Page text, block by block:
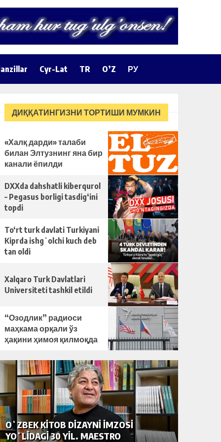
Cyr-Lat TR O’Z РУ
ДИҚҚАТИНГИЗНИ ТОРТИШИ МУМКИН
«Халқ дарди» талаби
билан Элтузнинг яна бир
канали ёпилди
DXXda dahshatli kiberqurol
– Pegasus borligi tasdig‘ini
topdi
To‘rt turk davlati Turkiyani
Kiprda ishgʻolchi kuch deb
tan oldi
Xalqaro Turk Davlatlari
Universiteti tashkil etildi
“Озодлик” радиоси
маҳкама орқали ўз
ҳақини ҳимоя қилмоқда
OʻZBEK KITOB DIZAYNI IMZOSI
YOʻLIDAGI 30 YIL. MAESTRO